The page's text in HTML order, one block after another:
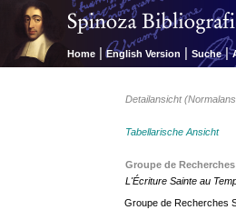
Home | English Version | Suche |
Detailansicht
Tabellarische Ansicht
Groupe de
L'Écriture Sainte au
Groupe de Recherches